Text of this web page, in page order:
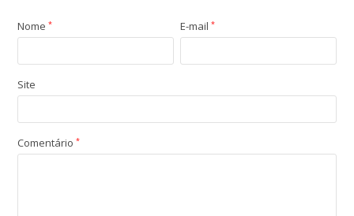
Nome* E-mail*
Site
Comentário*